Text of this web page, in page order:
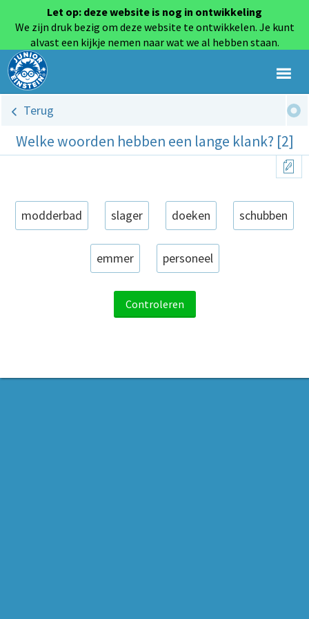
Let op: deze website is nog in ontwikkeling
We zijn druk bezig om deze website te ontwikkelen. Je kunt
alvast een kijkje nemen naar wat we al hebben staan.
Terug
Welke woorden hebben een lange klank? [2]
modderbad slager doeken schubben
emmer personeel